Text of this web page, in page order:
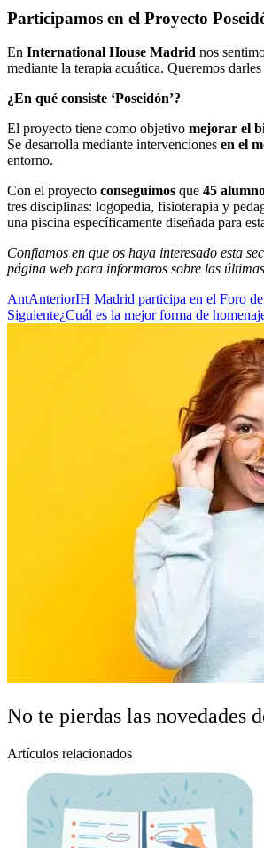
Participamos en el Proyecto
En International House Madrid nos
mediante la terapia acuática. Queremos
¿En qué consiste ‘Poseidón’?
El proyecto tiene como objetivo mejorar el
Se desarrolla mediante intervenciones en el
entorno.
Con el proyecto conseguimos que 45
tres disciplinas: logopedia, fisioterapia y
una piscina específicamente diseñada para
Confiamos en que os haya interesado esta
página web para informaros sobre las
AntAnteriorIH Madrid participa en el Foro
Siguiente¿Cuál es la mejor forma de
No te pierdas las novedades
Artículos relacionados